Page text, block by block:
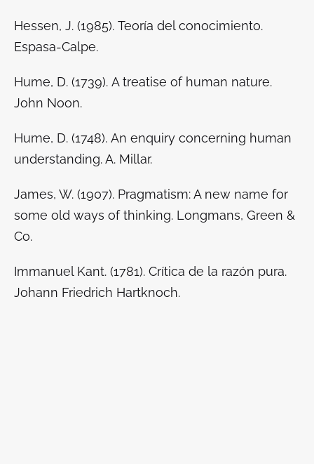
Hessen, J. (1985). Teoría del conocimiento.
Espasa-Calpe.
Hume, D. (1739). A treatise of human nature.
John Noon.
Hume, D. (1748). An enquiry concerning human
understanding. A. Millar.
James, W. (1907). Pragmatism: A new name for
some old ways of thinking. Longmans, Green &
Co.
Immanuel Kant. (1781). Crítica de la razón pura.
Johann Friedrich Hartknoch.